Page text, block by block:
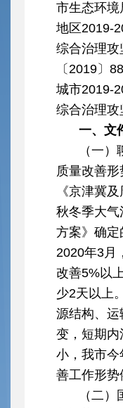
市生态环境
地区2019-
综合治理
〔2019〕
城市2019-
综合治理攻
一、文
（一
质量改善
《京津冀
秋冬季大气
方案》确
2020年3月
改善5%以
少2天以上
源结构、运
变，短期
小，我市今
善工作形势
（二